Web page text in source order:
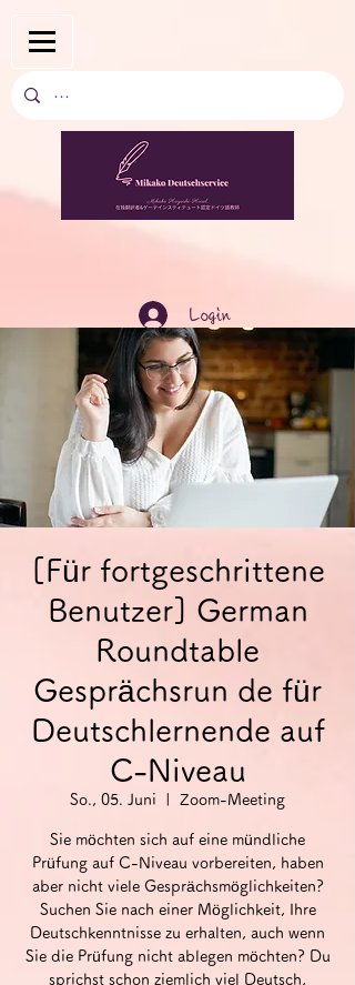
Login
[Für fortgeschrittene
Benutzer] German
Roundtable
Gesprächsrun de für
Deutschlernende auf
C-Niveau
So., 05. Juni Zoom-Meeting
Sie möchten sich auf eine mündliche
Prüfung auf C-Niveau vorbereiten, haben
aber nicht viele Gesprächsmöglichkeiten?
Suchen Sie nach einer Möglichkeit, Ihre
Deutschkenntnisse zu erhalten, auch wenn
Sie die Prüfung nicht ablegen möchten? Du
sprichst schon ziemlich viel Deutsch,